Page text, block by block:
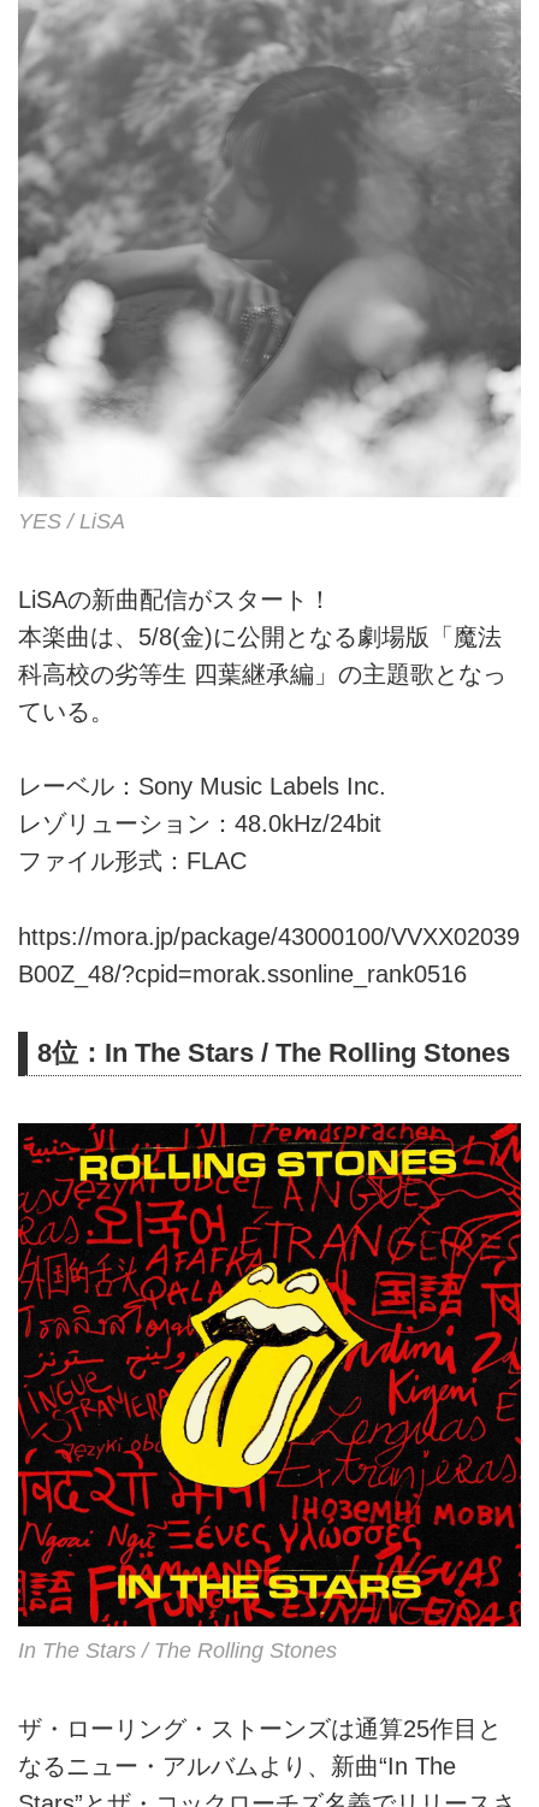
YES / LiSA
LiSAの新曲配信がスタート！
本楽曲は、5/8(金)に公開となる劇場版「魔法
科高校の劣等生 四葉継承編」の主題歌となっ
ている。
レーベル：Sony Music Labels Inc.
レゾリューション：48.0kHz/24bit
ファイル形式：FLAC
https://mora.jp/package/43000100/VVXX02039
B00Z_48/?cpid=morak.ssonline_rank0516
8位：In The Stars / The Rolling Stones
In The Stars / The Rolling Stones
ザ・ローリング・ストーンズは通算25作目と
なるニュー・アルバムより、新曲“In The